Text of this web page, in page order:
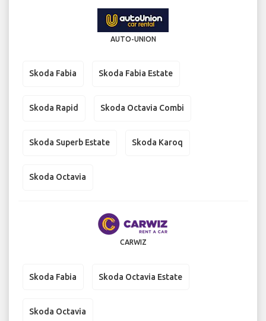
AUTO-UNION
Skoda Fabia Skoda Fabia Estate
Skoda Rapid Skoda Octavia Combi
Skoda Superb Estate Skoda Karoq
Skoda Octavia
CARWIZ
Skoda Fabia Skoda Octavia Estate
Skoda Octavia